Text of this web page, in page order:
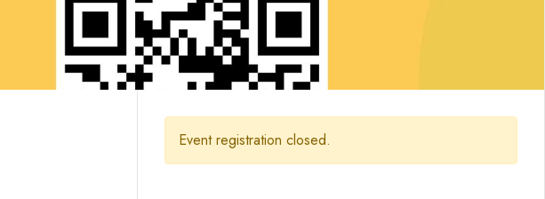
Event registration closed.